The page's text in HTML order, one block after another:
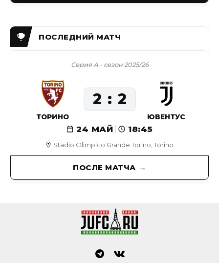
Stadio Olimpico Grande Torino, Torino
Серия А - сезон 2025/26
24 МАЙ 18:45
ТОРИНО
2 2
ЮВЕНТУС
ПОСЛЕ МАТЧА